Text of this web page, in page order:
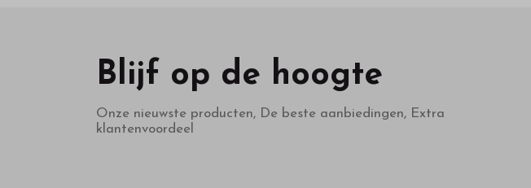
Blijf op de hoogte
Onze nieuwste producten, De beste aanbiedingen, Extra
klantenvoordeel